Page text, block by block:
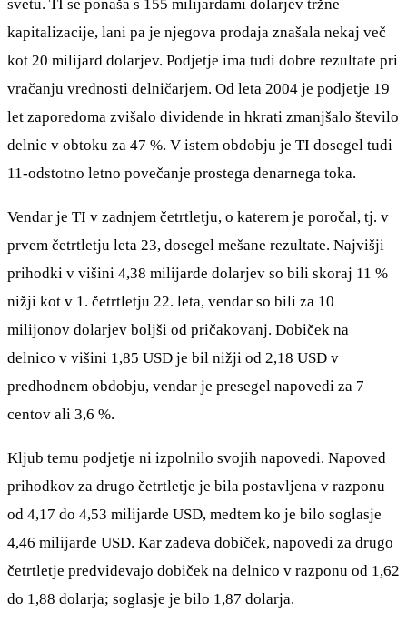
svetu. TI se ponaša s 155 milijardami dolarjev tržne
kapitalizacije, lani pa je njegova prodaja znašala nekaj več
kot 20 milijard dolarjev. Podjetje ima tudi dobre rezultate pri
vračanju vrednosti delničarjem. Od leta 2004 je podjetje 19
let zaporedoma zvišalo dividende in hkrati zmanjšalo število
delnic v obtoku za 47 %. V istem obdobju je TI dosegel tudi
11-odstotno letno povečanje prostega denarnega toka.
Vendar je TI v zadnjem četrtletju, o katerem je poročal, tj. v
prvem četrtletju leta 23, dosegel mešane rezultate. Najvišji
prihodki v višini 4,38 milijarde dolarjev so bili skoraj 11 %
nižji kot v 1. četrtletju 22. leta, vendar so bili za 10
milijonov dolarjev boljši od pričakovanj. Dobiček na
delnico v višini 1,85 USD je bil nižji od 2,18 USD v
predhodnem obdobju, vendar je presegel napovedi za 7
centov ali 3,6 %.
Kljub temu podjetje ni izpolnilo svojih napovedi. Napoved
prihodkov za drugo četrtletje je bila postavljena v razponu
od 4,17 do 4,53 milijarde USD, medtem ko je bilo soglasje
4,46 milijarde USD. Kar zadeva dobiček, napovedi za drugo
četrtletje predvidevajo dobiček na delnico v razponu od 1,62
do 1,88 dolarja; soglasje je bilo 1,87 dolarja.